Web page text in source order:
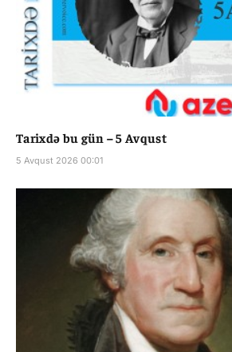
Tarixdə bu gün – 5 Avqust
5 Avqust 2026 00:01